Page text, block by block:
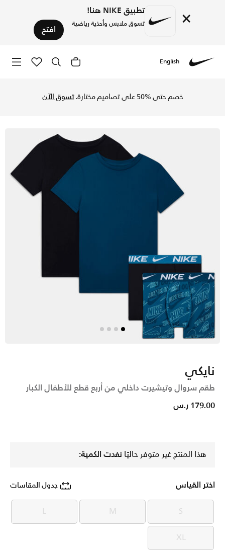
× تطبيق NIKE هنا!
تسوق ملابس وأحذية رياضية افتح
English
خصم حتى %50 على تصاميم مختارة. تسوق الآن
نايكي
طقم سروال وتيشيرت داخلي من أربع قطع للأطفال الكبار
179.00 ر.س
هذا المنتج غير متوفر حاليًا نفدت الكمية:
اختر القياس جدول المقاسات
S
S
M
M
L
L
XL
XL